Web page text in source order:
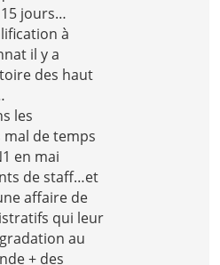
jours…
à
il y a
des haut
les
de temps
en mai
de staff…et
affaire de
qui leur
au
+ des